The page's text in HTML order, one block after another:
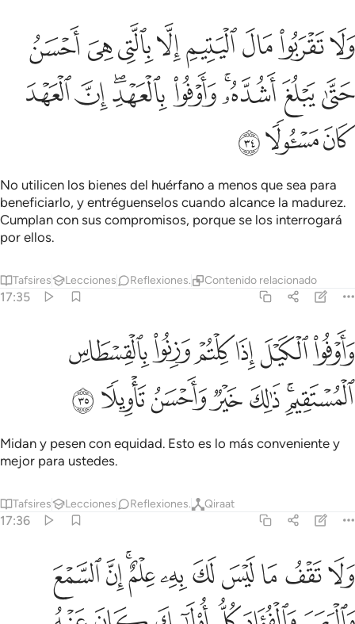
ولا تقربوا مال اليتيم الا بالتي هي احسن حتى يبلغ اشده واوفوا بالعهد ان
وَلَا تَقْرَبُوا۟ مَالَ ٱلْيَتِيمِ إِلَّا بِٱلَّتِى هِىَ أَحْسَنُ حَتَّىٰ يَبْلُغَ أَشُدَّهُۥ
ﲝﲞﲟﲠﲡﲢﲣﲤ
ﲥﲦﲧﲨﲩﲪﲫﲬﲭ
ﲮﲯﲰ
No utilicen los bienes del huérfano a menos que sea para
beneficiarlo, y entréguenselos cuando alcance la madurez.
Cumplan con sus compromisos, porque se los interrogará
por ellos.
Tafsires Lecciones Reflexiones. Contenido relacionado
17:35
واوفوا الكيل اذا كلتم وزنوا بالقسطاس المستقيم ذالك خير واحسن تاويلا
وَأَوْفُوا۟ ٱلْكَيْلَ إِذَا كِلْتُمْ وَزِنُوا۟ بِٱلْقِسْطَاسِ ٱلْمُسْتَقِيمِ ۚ ذَٰلِكَ خَيْرٌۭ
ﲱﲲﲳﲴﲵﲶ
ﲷﲸﲹﲺﲻﲼﲽ
Midan y pesen con equidad. Esto es lo más conveniente y
mejor para ustedes.
Tafsires Lecciones Reflexiones. Qiraat
17:36
ولا تقف ما ليس لك به علم ان السمع والبصر والفواد كل اولايك كان عنه
وَلَا تَقْفُ مَا لَيْسَ لَكَ بِهِۦ عِلْمٌ ۚ إِنَّ ٱلسَّمْعَ وَٱلْبَصَرَ وَٱلْفُؤَادَ كُلُّ
ﲾﲿﳀﳁﳂﳃﳄﳅﳆﳇ